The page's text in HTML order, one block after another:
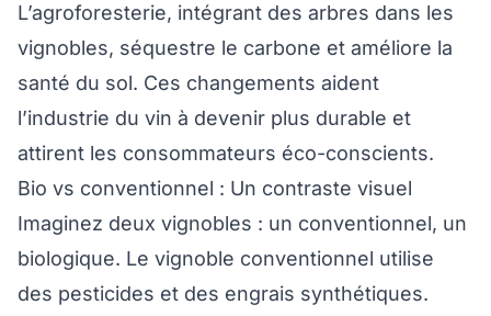
L’agroforesterie, intégrant des arbres dans les
vignobles, séquestre le carbone et améliore la
santé du sol. Ces changements aident
l’industrie du vin à devenir plus durable et
attirent les consommateurs éco-conscients.
Bio vs conventionnel : Un contraste visuel
Imaginez deux vignobles : un conventionnel, un
biologique. Le vignoble conventionnel utilise
des pesticides et des engrais synthétiques.